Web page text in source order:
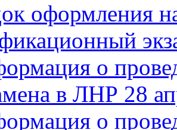
оформления
о
в ЛНР 28
о